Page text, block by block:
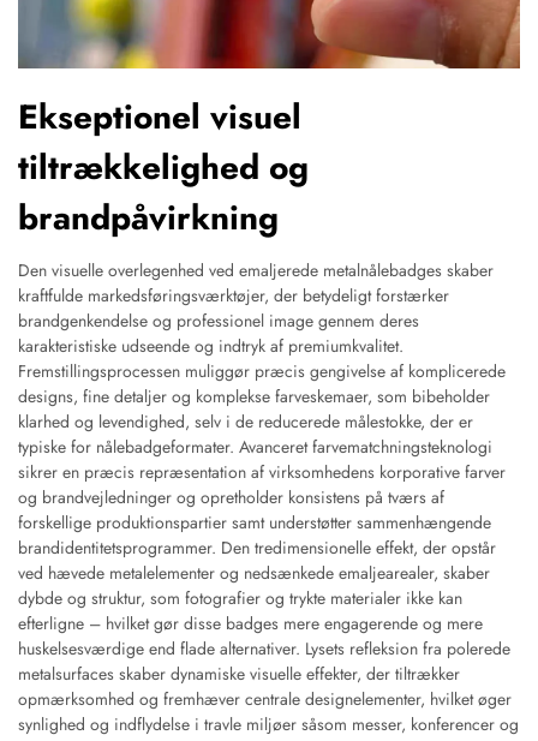
Ekseptionel visuel
tiltrækkelighed og
brandpåvirkning
Den visuelle overlegenhed ved emaljerede metalnålebadges skaber
kraftfulde markedsføringsværktøjer, der betydeligt forstærker
brandgenkendelse og professionel image gennem deres
karakteristiske udseende og indtryk af premiumkvalitet.
Fremstillingsprocessen muliggør præcis gengivelse af komplicerede
designs, fine detaljer og komplekse farveskemaer, som bibeholder
klarhed og levendighed, selv i de reducerede målestokke, der er
typiske for nålebadgeformater. Avanceret farvematchningsteknologi
sikrer en præcis repræsentation af virksomhedens korporative farver
og brandvejledninger og opretholder konsistens på tværs af
forskellige produktionspartier samt understøtter sammenhængende
brandidentitetsprogrammer. Den tredimensionelle effekt, der opstår
ved hævede metalelementer og nedsænkede emaljearealer, skaber
dybde og struktur, som fotografier og trykte materialer ikke kan
efterligne – hvilket gør disse badges mere engagerende og mere
huskelsesværdige end flade alternativer. Lysets refleksion fra polerede
metalsurfaces skaber dynamiske visuelle effekter, der tiltrækker
opmærksomhed og fremhæver centrale designelementer, hvilket øger
synlighed og indflydelse i travle miljøer såsom messer, konferencer og